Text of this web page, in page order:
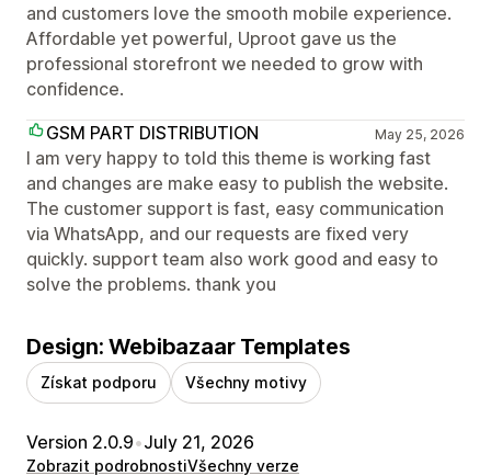
and customers love the smooth mobile experience.
Affordable yet powerful, Uproot gave us the
professional storefront we needed to grow with
confidence.
GSM PART DISTRIBUTION
May 25, 2026
I am very happy to told this theme is working fast
and changes are make easy to publish the website.
The customer support is fast, easy communication
via WhatsApp, and our requests are fixed very
quickly. support team also work good and easy to
solve the problems. thank you
Design: Webibazaar Templates
Získat podporu Všechny motivy
Version 2.0.9•July 21, 2026
Zobrazit podrobnostiVšechny verze